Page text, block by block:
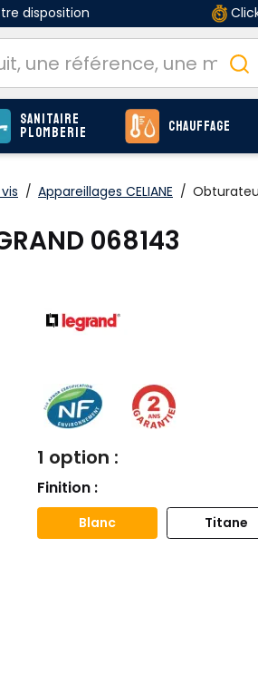
disposition
Sanitaire
Plomberie Chauffage
/ Appareillages CELIANE /
068143
1 option :
Finition :
Blanc Titane